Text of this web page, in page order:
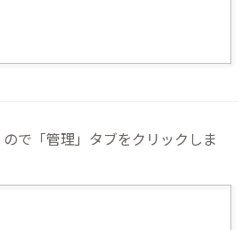
で「管理」タブをクリックしま